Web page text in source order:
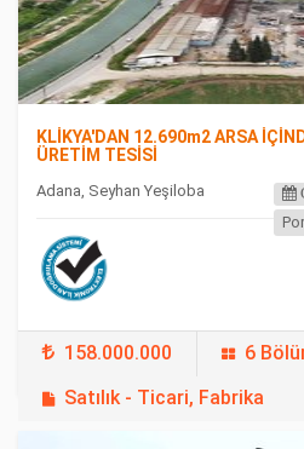
KLİKYA'DAN 12.690m2 ARSA
ÜRETİM TESİSİ
Adana, Seyhan Yeşiloba
158.000.000 6
Satılık - Ticari, Fabrika